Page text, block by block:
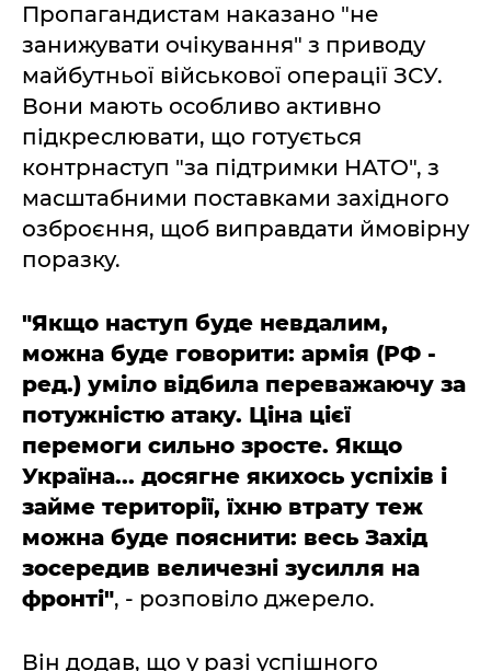
Пропагандистам наказано "не
занижувати очікування" з приводу
майбутньої військової операції ЗСУ.
Вони мають особливо активно
підкреслювати, що готується
контрнаступ "за підтримки НАТО", з
масштабними поставками західного
озброєння, щоб виправдати ймовірну
поразку.
"Якщо наступ буде невдалим,
можна буде говорити: армія (РФ -
ред.) уміло відбила переважаючу за
потужністю атаку. Ціна цієї
перемоги сильно зросте. Якщо
Україна... досягне якихось успіхів і
займе території, їхню втрату теж
можна буде пояснити: весь Захід
зосередив величезні зусилля на
фронті", - розповіло джерело.
Він додав, що у разі успішного